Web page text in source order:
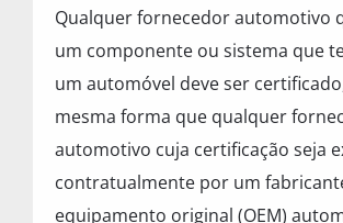
Get Instant Quote / Buy Online
Qualquer fornecedor automotivo
um componente ou sistema que
um automóvel deve ser
mesma forma que qualquer
automotivo cuja certificação seja
contratualmente por um
equipamento original (OEM)